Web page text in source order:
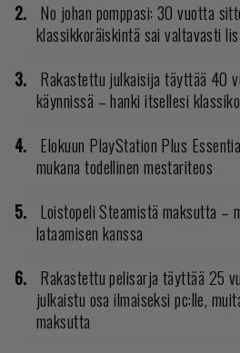
No johan pomppasi: 30 vuotta
klassikkoräiskintä sai valtavasti
Rakastettu julkaisija täyttää 40
käynnissä – hanki itsellesi
Elokuun PlayStation Plus
mukana todellinen mestariteos
Loistopeli Steamistä maksutta –
lataamisen kanssa
Rakastettu pelisarja täyttää 25
julkaistu osa ilmaiseksi pc:lle,
maksutta